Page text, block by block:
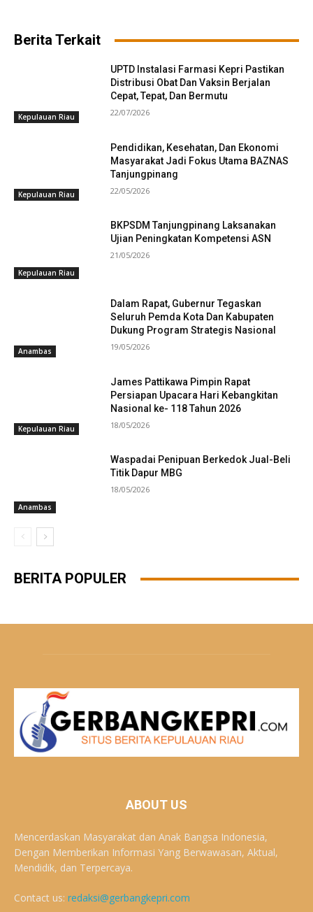
Berita Terkait
Kepulauan Riau
UPTD Instalasi Farmasi Kepri Pastikan
Distribusi Obat Dan Vaksin Berjalan
Cepat, Tepat, Dan Bermutu
22/07/2026
Kepulauan Riau
Pendidikan, Kesehatan, Dan Ekonomi
Masyarakat Jadi Fokus Utama BAZNAS
Tanjungpinang
22/05/2026
Kepulauan Riau
BKPSDM Tanjungpinang Laksanakan
Ujian Peningkatan Kompetensi ASN
21/05/2026
Anambas
Dalam Rapat, Gubernur Tegaskan
Seluruh Pemda Kota Dan Kabupaten
Dukung Program Strategis Nasional
19/05/2026
Kepulauan Riau
James Pattikawa Pimpin Rapat
Persiapan Upacara Hari Kebangkitan
Nasional ke- 118 Tahun 2026
18/05/2026
Anambas
Waspadai Penipuan Berkedok Jual-Beli
Titik Dapur MBG
18/05/2026
BERITA POPULER
ABOUT US
Mencerdaskan Masyarakat dan Anak Bangsa Indonesia,
Dengan Memberikan Informasi Yang Berwawasan, Aktual,
Mendidik, dan Terpercaya.
Contact us: redaksi@gerbangkepri.com